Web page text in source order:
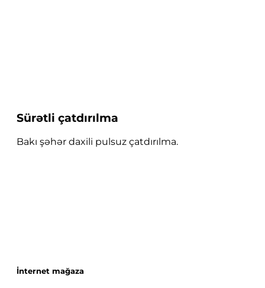
Sürətli çatdırılma
Bakı şəhər daxili pulsuz çatdırılma.
İnternet mağaza